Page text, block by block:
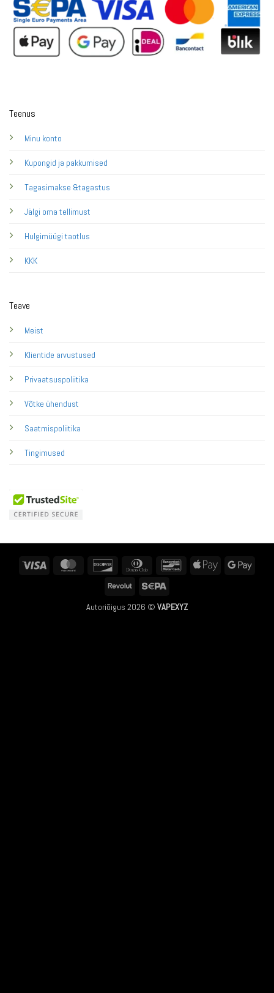
Teenus
Minu konto
Kupongid ja pakkumised
Tagasimakse &tagastus
Jälgi oma tellimust
Hulgimüügi taotlus
KKK
Teave
Meist
Klientide arvustused
Privaatsuspoliitika
Võtke ühendust
Saatmispoliitika
Tingimused
MasterCard Discover
Dinners
BancontactApple
Revolut
Autoriõigus 2026 © VAPEXYZ